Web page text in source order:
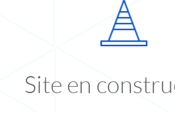
Site en